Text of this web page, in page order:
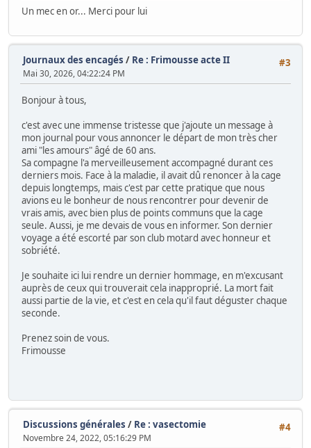
Un mec en or... Merci pour lui
#3
Journaux des encagés / Re : Frimousse acte II
Mai 30, 2026, 04:22:24 PM
Bonjour à tous,
c'est avec une immense tristesse que j'ajoute un message à
mon journal pour vous annoncer le départ de mon très cher
ami "les amours" âgé de 60 ans.
Sa compagne l'a merveilleusement accompagné durant ces
derniers mois. Face à la maladie, il avait dû renoncer à la cage
depuis longtemps, mais c'est par cette pratique que nous
avions eu le bonheur de nous rencontrer pour devenir de
vrais amis, avec bien plus de points communs que la cage
seule. Aussi, je me devais de vous en informer. Son dernier
voyage a été escorté par son club motard avec honneur et
sobriété.
Je souhaite ici lui rendre un dernier hommage, en m'excusant
auprès de ceux qui trouverait cela inapproprié. La mort fait
aussi partie de la vie, et c'est en cela qu'il faut déguster chaque
seconde.
Prenez soin de vous.
Frimousse
#4
Discussions générales / Re : vasectomie
Novembre 24, 2022, 05:16:29 PM